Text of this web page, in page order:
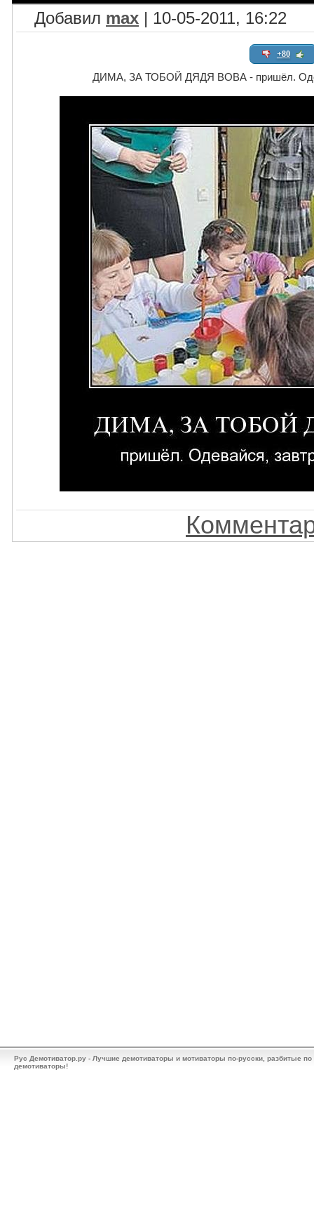
Добавил max | 10-05-2011, 16:22
+80
ДИМА, ЗА ТОБОЙ ДЯДЯ ВОВА - пришёл.
Рус Демотиватор.ру - Лучшие демотиваторы и мотиваторы по-русски, разбитые
демотиваторы!